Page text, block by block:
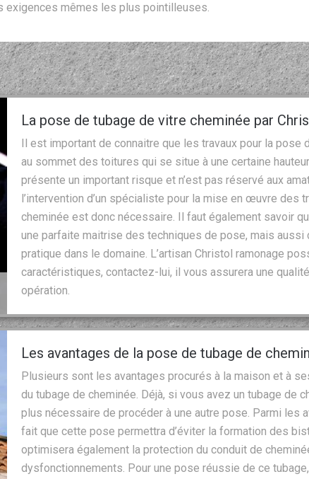
exigences mêmes les plus pointilleuses.
La pose de tubage de vitre cheminée par
Il est important de connaitre que les travaux pour la pose
au sommet des toitures qui se situe à une certaine
présente un important risque et n’est pas réservé aux
l’intervention d’un spécialiste pour la mise en œuvre des
cheminée est donc nécessaire. Il faut également savoir
une parfaite maitrise des techniques de pose, mais
pratique dans le domaine. L’artisan Christol ramonage
caractéristiques, contactez-lui, il vous assurera une
opération.
Les avantages de la pose de tubage de
Plusieurs sont les avantages procurés à la maison et à
du tubage de cheminée. Déjà, si vous avez un tubage de
plus nécessaire de procéder à une autre pose. Parmi les
fait que cette pose permettra d’éviter la formation des
optimisera également la protection du conduit de
dysfonctionnements. Pour une pose réussie de ce tubage,